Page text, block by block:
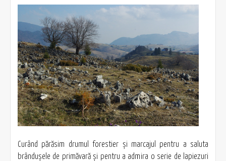
Curând părăsim drumul forestier şi marcajul pentru a saluta
brânduşele de primăvară şi pentru a admira o serie de lapiezuri